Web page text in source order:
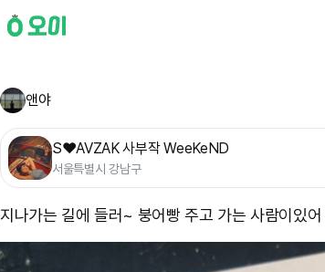
앤야
S❤️AVZAK 사부작 WeeKeND
서울특별시 강남구
지나가는 길에 들러~ 붕어빵 주고 가는 사람이있